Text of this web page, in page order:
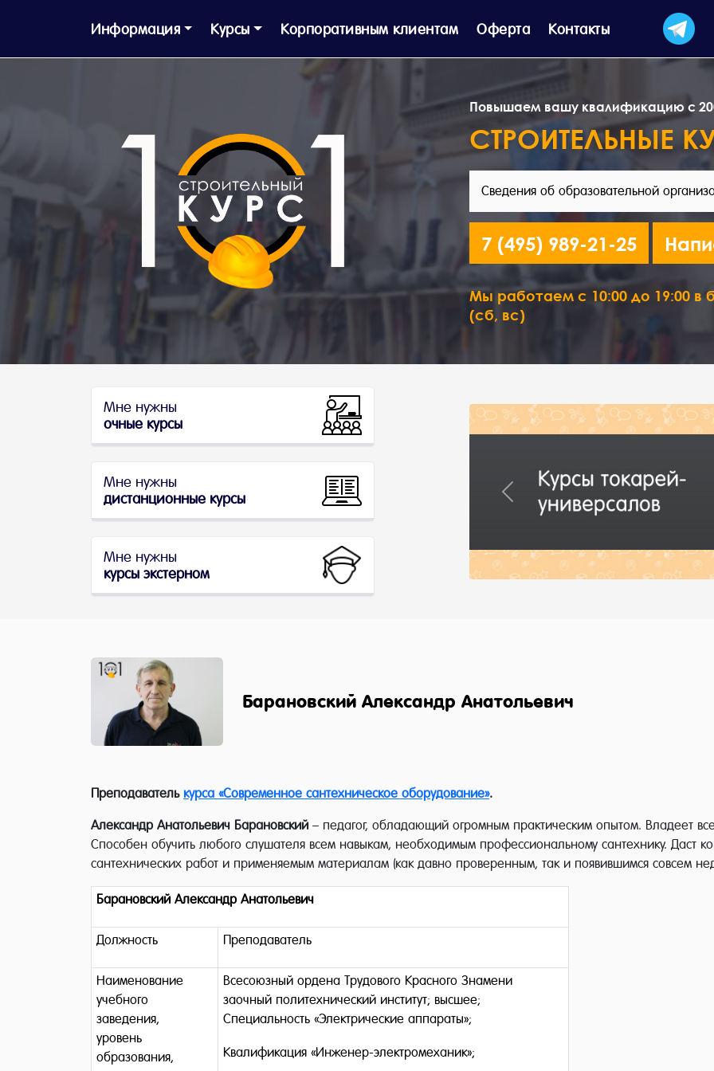
Информация Курсы Корпоративным клиентам Оферта Контакты
Повышаем вашу квалификацию с
СТРОИТЕЛЬНЫЕ
Сведения об образовательной
7 (495) 989-21-25
Мы работаем с 10:00 до 19:00 в
(сб, вс)
Мне нужны
очные курсы
Мне нужны
дистанционные курсы
Мне нужны
курсы экстерном
Previous
Барановский Александр Анатольевич
Преподаватель курса «Современное сантехническое оборудование».
Александр Анатольевич Барановский– педагог, обладающий огромным практическим опытом. Владеет
Способен обучить любого слушателя всем навыкам, необходимым профессиональному сантехнику. Даст
сантехнических работ и применяемым материалам (как давно проверенным, так и появившимся совсем
Барановский Александр Анатольевич
Должность Преподаватель
Наименование
учебного
заведения,
уровень
образования,
Всесоюзный ордена Трудового Красного Знамени
заочный политехнический институт; высшее;
Специальность «Электрические аппараты»;
Квалификация «Инженер-электромеханик»;